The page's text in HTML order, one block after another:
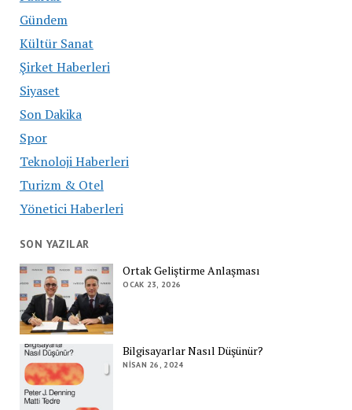
Gündem
Kültür Sanat
Şirket Haberleri
Siyaset
Son Dakika
Spor
Teknoloji Haberleri
Turizm & Otel
Yönetici Haberleri
SON YAZILAR
Ortak Geliştirme Anlaşması
OCAK 23, 2026
Bilgisayarlar Nasıl Düşünür?
NISAN 26, 2024